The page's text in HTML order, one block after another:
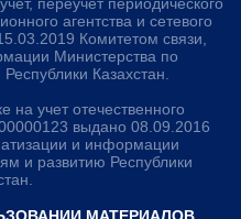
агентства и сетевого
Комитетом связи,
Министерства по
Казахстан.
на учет отечественного
выдано 08.09.2016
и информации
и развитию Республики